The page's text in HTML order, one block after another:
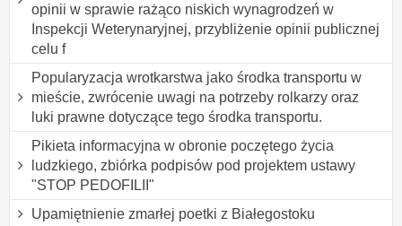
opinii w sprawie rażąco niskich wynagrodzeń w
Inspekcji Weterynaryjnej, przybliżenie opinii publicznej
celu f
Popularyzacja wrotkarstwa jako środka transportu w
mieście, zwrócenie uwagi na potrzeby rolkarzy oraz
luki prawne dotyczące tego środka transportu.
Pikieta informacyjna w obronie poczętego życia
ludzkiego, zbiórka podpisów pod projektem ustawy
"STOP PEDOFILII"
Upamiętnienie zmarłej poetki z Białegostoku